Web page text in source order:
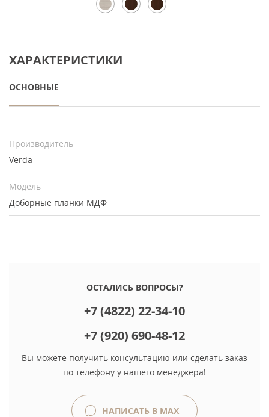
ХАРАКТЕРИСТИКИ
ОСНОВНЫЕ
Производитель
Verda
Модель
Доборные планки МДФ
ОСТАЛИСЬ ВОПРОСЫ?
+7 (4822) 22-34-10
+7 (920) 690-48-12
Вы можете получить консультацию или сделать заказ
по телефону у нашего менеджера!
НАПИСАТЬ В MAX